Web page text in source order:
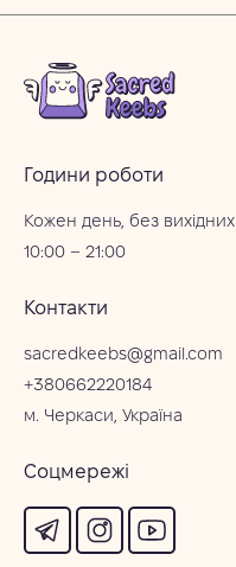
Години роботи
Кожен день, без вихідних
10:00 – 21:00
Контакти
sacredkeebs@gmail.com
+380662220184
м. Черкаси, Україна
Соцмережі